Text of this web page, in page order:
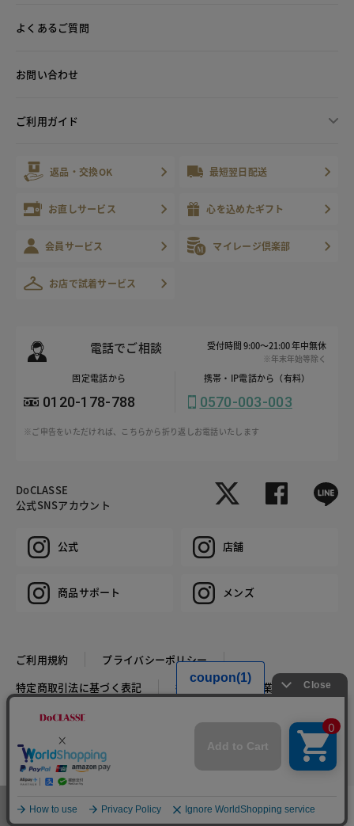
カラー・サイズを選択する
よくあるご質問
お問い合わせ
ご利用ガイド
返品・交換OK 最短翌日配送
お直しサービス 心を込めたギフト
会員サービス マイレージ倶楽部
お店で試着サービス
電話でご相談 受付時間 9:00～21:00 年中無休
※年末年始等除く
固定電話から
0120-178-788
携帯・IP電話から（有料）
0570-003-003
※ご申告をいただければ、こちらから折り返しお電話いたします
DoCLASSE
公式SNSアカウント
公式 店舗
商品サポート メンズ
ご利用規約
プライバシーポリシー
特定商取引法に基づく表記
推奨環境 企業情報
COPYRIGHT © DoCLASSE ALL RIGHTS RESERVED.